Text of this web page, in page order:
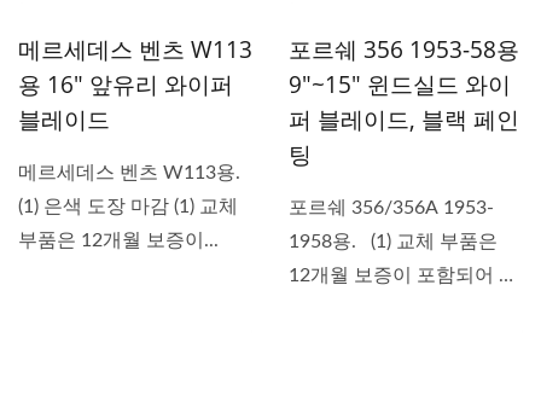
메르세데스 벤츠 W113
용 16" 앞유리 와이퍼
블레이드
메르세데스 벤츠 W113용.
(1) 은색 도장 마감 (1) 교체
부품은 12개월 보증이...
포르쉐 356 1953-58용
9"~15" 윈드실드 와이
퍼 블레이드, 블랙 페인
팅
포르쉐 356/356A 1953-
1958용. (1) 교체 부품은
12개월 보증이 포함되어 있